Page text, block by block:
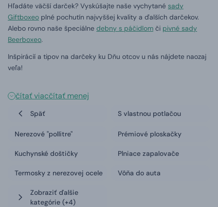
Hľadáte väčší darček? Vyskúšajte naše vychytané sady
Giftboxeo plné pochutín najvyššej kvality a ďalších darčekov.
Alebo rovno naše špeciálne debny s páčidlom či pivné sady
Beerboxeo.
Inšpirácií a tipov na darčeky ku Dňu otcov u nás nájdete naozaj
veľa!
čítať viacčítať menej
Späť S vlastnou potlačou
Nerezové "pollitre" Prémiové ploskačky
Kuchynské doštičky Plniace zapalovače
Termosky z nerezovej ocele Vôňa do auta
Zobraziť ďalšie
kategórie (+4)